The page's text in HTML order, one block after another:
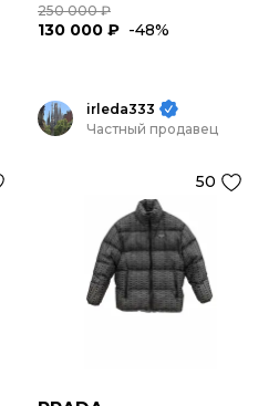
250 000 ₽
130 000 ₽ -48%
irleda333
Частный продавец
50